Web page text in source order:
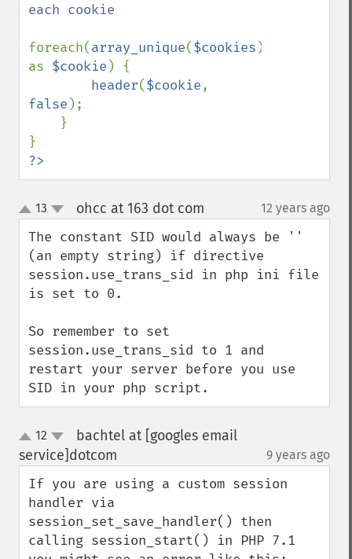
each cookie
foreach(array_unique($cookies )
as $cookie ) {
header($cookie
false );
?>
up
down
13 ohcc at 163 dot com 12 years ago
The constant SID would always be ''
(an empty string) if directive
session.use_trans_sid in php ini file
is set to 0.
So remember to set
session.use_trans_sid to 1 and
restart your server before you use
SID in your php script.
up
down
12
bachtel at [googles email
service]dotcom
9 years ago
If you are using a custom session
handler via
session_set_save_handler() then
calling session_start() in PHP 7.1